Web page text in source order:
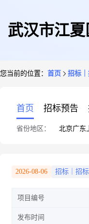
武汉市江
(竞争性
您当前的位置： 首页 招标
首页 招标预告
省份地区： 北京广东
2026-08-06 招标｜招
项目编号
发布时间